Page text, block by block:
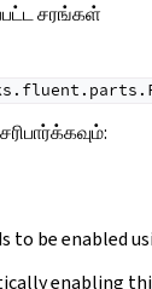
சரங்கள்
:
to be enabled
enabling